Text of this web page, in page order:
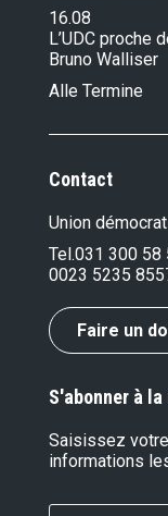
16.08
L’UDC proche
Bruno Walliser
Alle Termine
Contact
Union
Tel.031 300 58
0023 5235
Faire un
S'abonner à
Saisissez
informations